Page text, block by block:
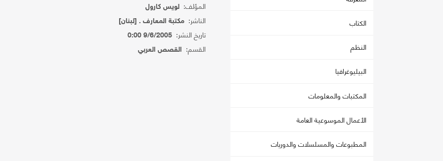
الكتاب
النظم
البيليوغرافيا
المكتبات والمعلومات
الأعمال الموسوعية العامة
المطبوعات والمسلسلات والدوريات
المؤلف: لويس كارول
الناشر: مكتبة المعارف . [لبنان]
تاريخ النشر: 9/6/2005 0:00
القسم: القصص العربي